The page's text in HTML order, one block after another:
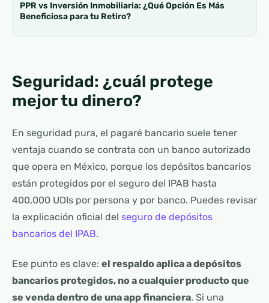
PPR vs Inversión Inmobiliaria: ¿Qué Opción Es Más
Beneficiosa para tu Retiro?
Seguridad: ¿cuál protege
mejor tu dinero?
En seguridad pura, el pagaré bancario suele tener
ventaja cuando se contrata con un banco autorizado
que opera en México, porque los depósitos bancarios
están protegidos por el seguro del IPAB hasta
400,000 UDIs por persona y por banco. Puedes revisar
la explicación oficial del seguro de depósitos
bancarios del IPAB.
Ese punto es clave: el respaldo aplica a depósitos
bancarios protegidos, no a cualquier producto que
se venda dentro de una app financiera. Si una